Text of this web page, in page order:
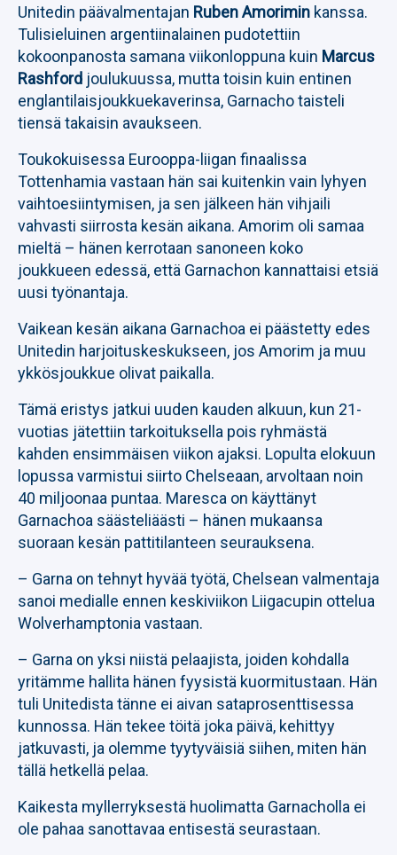
Unitedin päävalmentajan Ruben Amorimin kanssa.
Tulisieluinen argentiinalainen pudotettiin
kokoonpanosta samana viikonloppuna kuin Marcus
Rashford joulukuussa, mutta toisin kuin entinen
englantilaisjoukkuekaverinsa, Garnacho taisteli
tiensä takaisin avaukseen.
Toukokuisessa Eurooppa-liigan finaalissa
Tottenhamia vastaan hän sai kuitenkin vain lyhyen
vaihtoesiintymisen, ja sen jälkeen hän vihjaili
vahvasti siirrosta kesän aikana. Amorim oli samaa
mieltä – hänen kerrotaan sanoneen koko
joukkueen edessä, että Garnachon kannattaisi etsiä
uusi työnantaja.
Vaikean kesän aikana Garnachoa ei päästetty edes
Unitedin harjoituskeskukseen, jos Amorim ja muu
ykkösjoukkue olivat paikalla.
Tämä eristys jatkui uuden kauden alkuun, kun 21-
vuotias jätettiin tarkoituksella pois ryhmästä
kahden ensimmäisen viikon ajaksi. Lopulta elokuun
lopussa varmistui siirto Chelseaan, arvoltaan noin
40 miljoonaa puntaa. Maresca on käyttänyt
Garnachoa säästeliäästi – hänen mukaansa
suoraan kesän pattitilanteen seurauksena.
– Garna on tehnyt hyvää työtä, Chelsean valmentaja
sanoi medialle ennen keskiviikon Liigacupin ottelua
Wolverhamptonia vastaan.
– Garna on yksi niistä pelaajista, joiden kohdalla
yritämme hallita hänen fyysistä kuormitustaan. Hän
tuli Unitedista tänne ei aivan sataprosenttisessa
kunnossa. Hän tekee töitä joka päivä, kehittyy
jatkuvasti, ja olemme tyytyväisiä siihen, miten hän
tällä hetkellä pelaa.
Kaikesta myllerryksestä huolimatta Garnacholla ei
ole pahaa sanottavaa entisestä seurastaan.